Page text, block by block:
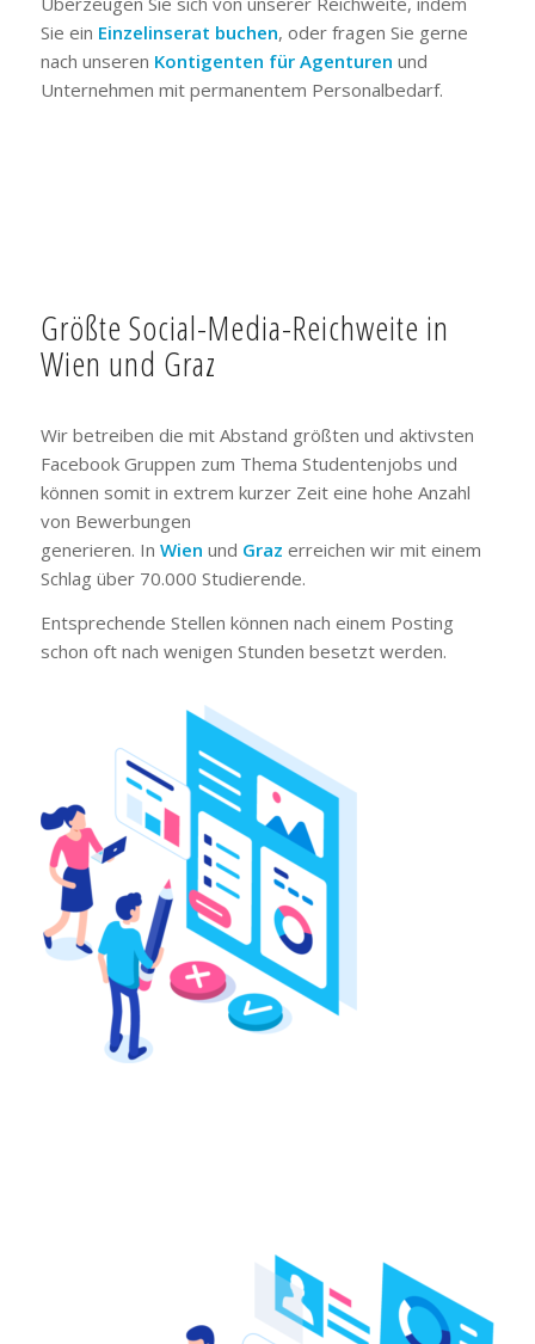
Sie ein Einzelinserat buchen, oder fragen Sie gerne
nach unseren Kontigenten für Agenturen und
Unternehmen mit permanentem Personalbedarf.
Größte Social-Media-Reichweite in
Wien und Graz
Wir betreiben die mit Abstand größten und aktivsten
Facebook Gruppen zum Thema Studentenjobs und
können somit in extrem kurzer Zeit eine hohe Anzahl
von Bewerbungen
generieren. In Wien und Graz erreichen wir mit einem
Schlag über 70.000 Studierende.
Entsprechende Stellen können nach einem Posting
schon oft nach wenigen Stunden besetzt werden.